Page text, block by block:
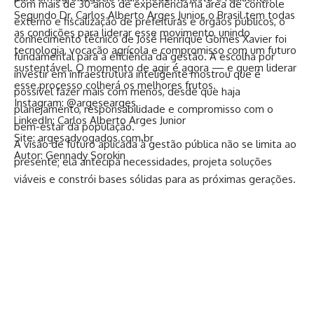
Segundo Dr. Carlos Alberto Arges Junior, o Brasil tem todas
as condições para liderar esse movimento, unindo
tecnologia, vocação agrícola e compromisso com um futuro
sustentável. O momento de agir é agora — e quem liderar
esse processo colherá os melhores frutos.
Instagram: @argesearges
LinkedIn: Carlos Alberto Arges Junior
Site:argesadvogados.com.br
Autor: Gennady Sorokin
Com mais de 30 anos de experiência na área de controle
externo e fiscalização de prefeituras e órgãos públicos, o
conhecimento técnico de José Henrique Gomes Xavier foi
fundamental para a eficiência da gestão. A escolha por
investir em infraestrutura inteligente mostrou que é
possível fazer mais com menos, desde que haja
planejamento, responsabilidade e compromisso com o
bem-estar da população.
A visão de futuro aplicada à gestão pública não se limita ao
presente; ela antecipa necessidades, projeta soluções
viáveis e constrói bases sólidas para as próximas gerações.